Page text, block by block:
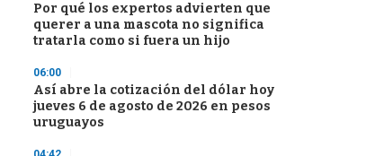
Por qué los expertos advierten que
querer a una mascota no significa
tratarla como si fuera un hijo
06:00
Así abre la cotización del dólar hoy
jueves 6 de agosto de 2026 en pesos
uruguayos